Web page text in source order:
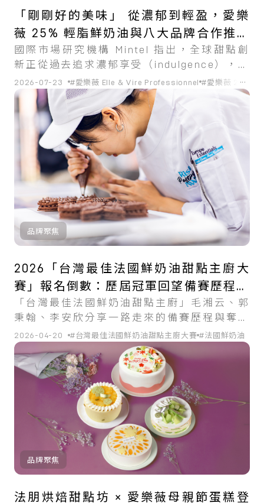
「剛剛好的美味」 從濃郁到輕盈，愛樂
薇 25% 輕脂鮮奶油與八大品牌合作推出
全新口感甜點
國際市場研究機構 Mintel 指出，全球甜點創
新正從過去追求濃郁享受（indulgence），轉
向兼顧美味與健康（better-for-you）的產品
設計。
2026-07-23 #愛樂薇 Elle & Vire Professionnel #愛樂薇 25% 輕
...
品牌聚焦
2026「台灣最佳法國鮮奶油甜點主廚大
賽」報名倒數：歷屆冠軍回望備賽歷程與
奪冠後的成長蛻變
「台灣最佳法國鮮奶油甜點主廚」毛湘云、郭
秉翰、李安欣分享一路走來的備賽歷程與奪冠
後的成長體會。
2026-04-20 #台灣最佳法國鮮奶油甜點主廚大賽 #法國鮮奶油
品牌聚焦
法朋烘焙甜點坊 × 愛樂薇母親節蛋糕登